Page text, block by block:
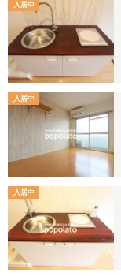
入居中
入居中
入居中